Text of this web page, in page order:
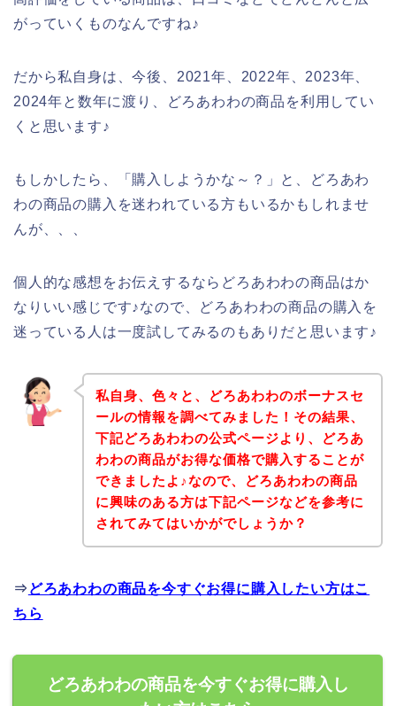
がっていくものなんですね♪
だから私自身は、今後、2021年、2022年、2023年、
2024年と数年に渡り、どろあわわの商品を利用してい
くと思います♪
もしかしたら、「購入しようかな～？」と、どろあわ
わの商品の購入を迷われている方もいるかもしれませ
んが、、、
個人的な感想をお伝えするならどろあわわの商品はか
なりいい感じです♪なので、どろあわわの商品の購入を
迷っている人は一度試してみるのもありだと思います♪
私自身、色々と、どろあわわのボーナスセ
ールの情報を調べてみました！その結果、
下記どろあわわの公式ページより、どろあ
わわの商品がお得な価格で購入することが
できましたよ♪なので、どろあわわの商品
に興味のある方は下記ページなどを参考に
されてみてはいかがでしょうか？
⇒ どろあわわの商品を今すぐお得に購入したい方はこ
ちら
どろあわわの商品を今すぐお得に購入し